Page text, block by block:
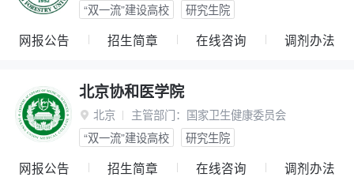
“双一流”建设高校
研究生院
网报公告 招生简章 在线咨询 调剂办法
北京协和医学院
 北京 主管部门： 国家卫生健康委员会
“双一流”建设高校
研究生院
网报公告 招生简章 在线咨询 调剂办法